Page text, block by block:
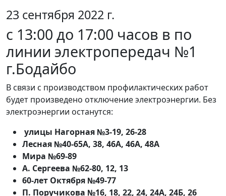
23 сентября 2022 г.
с 13:00 до 17:00 часов в по
линии электропередач №1
г.Бодайбо
В связи с производством профилактических работ
будет произведено отключение электроэнергии. Без
электроэнергии останутся:
улицы Нагорная №3-19, 26-28
Лесная №40-65А, 38, 46А, 46А, 48А
Мира №69-89
А. Сергеева №62-80, 12, 13
60-лет Октября №49-77
П. Поручикова №16, 18, 22, 24, 24А, 24Б, 26